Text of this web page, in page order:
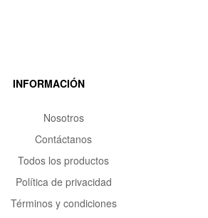
INFORMACIÓN
Nosotros
Contáctanos
Todos los productos
Política de privacidad
Términos y condiciones